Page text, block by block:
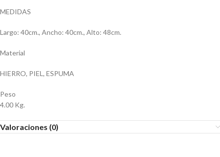
MEDIDAS
Largo: 40cm., Ancho: 40cm., Alto: 48cm.
Material
HIERRO, PIEL, ESPUMA
Peso
4.00 Kg.
Valoraciones (0)